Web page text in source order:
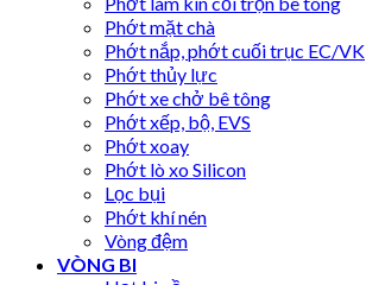
Phớt mặt chà
Phớt nắp, phớt cuối trục EC/VK
Phớt thủy lực
Phớt xe chở bê tông
Phớt xếp, bộ, EVS
Phớt xoay
Phớt lò xo Silicon
Lọc bụi
Phớt khí nén
Vòng đệm
VÒNG BI